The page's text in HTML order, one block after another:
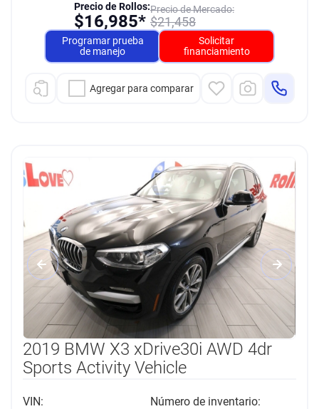
Precio de Mercado:
$21,458
Precio de Rollos:
$16,985*
Programar prueba
de manejo
Solicitar
financiamiento
Agregar para comparar
2019 BMW X3 xDrive30i AWD 4dr
Sports Activity Vehicle
VIN:
Número de inventario: